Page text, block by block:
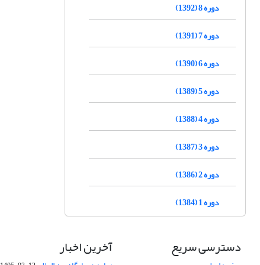
دوره 8 (1392)
دوره 7 (1391)
دوره 6 (1390)
دوره 5 (1389)
دوره 4 (1388)
دوره 3 (1387)
دوره 2 (1386)
دوره 1 (1384)
دسترسی سریع آخرین اخبار